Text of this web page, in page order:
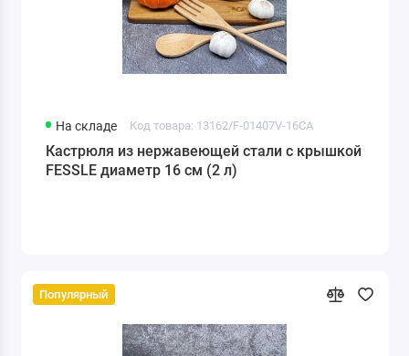
На складе Код товара: 13162/F-01407V-16CA
Кастрюля из нержавеющей стали с крышкой
FESSLE диаметр 16 см (2 л)
Популярный